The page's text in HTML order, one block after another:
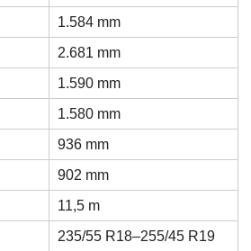
1.584 mm
2.681 mm
1.590 mm
1.580 mm
936 mm
902 mm
11,5 m
235/55 R18–255/45 R19